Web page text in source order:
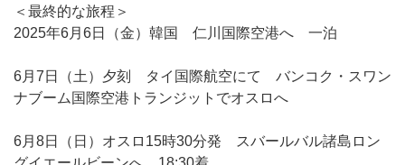
＜最終的な旅程＞
2025年6月6日（金）韓国 仁川国際空港へ 一泊
6月7日（土）夕刻 タイ国際航空にて バンコク・スワン
ナブーム国際空港トランジットでオスロへ
6月8日（日）オスロ15時30分発 スバールバル諸島ロン